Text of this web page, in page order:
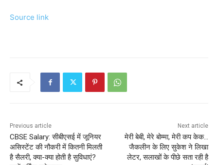
Source link
Previous article
CBSE Salary: सीबीएसई में जूनियर
असिस्टेंट की नौकरी में कितनी मिलती
है सैलरी, क्या-क्या होती है सुविधाएं?
Next article
मेरी बेबी, मेरे बोम्मा, मेरी कप केक…
जैकलीन के लिए सुकेश ने लिखा
लेटर, सलाखों के पीछे सता रही है